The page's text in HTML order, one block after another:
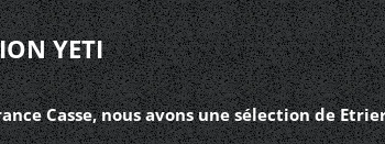
YETI
Casse, nous avons une sélection de